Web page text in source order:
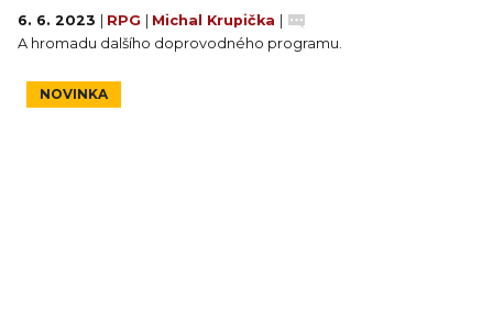
6. 6. 2023 RPG Michal Krupička
A hromadu dalšího doprovodného programu.
NOVINKA